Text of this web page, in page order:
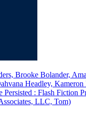
Brooke Bolander,
Headley, Kameron
Persisted : Flash Fiction
LLC, Tom)